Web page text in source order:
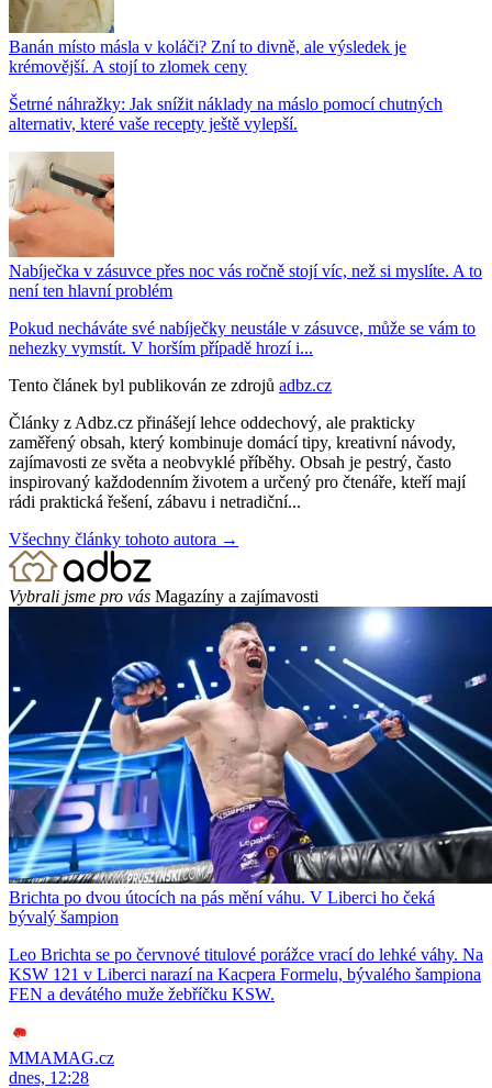
Banán místo másla v koláči? Zní to divně, ale výsledek je
krémovější. A stojí to zlomek ceny
Šetrné náhražky: Jak snížit náklady na máslo pomocí chutných
alternativ, které vaše recepty ještě vylepší.
Nabíječka v zásuvce přes noc vás ročně stojí víc, než si myslíte. A to
není ten hlavní problém
Pokud necháváte své nabíječky neustále v zásuvce, může se vám to
nehezky vymstít. V horším případě hrozí i...
Tento článek byl publikován ze zdrojů adbz.cz
Články z Adbz.cz přinášejí lehce oddechový, ale prakticky
zaměřený obsah, který kombinuje domácí tipy, kreativní návody,
zajímavosti ze světa a neobvyklé příběhy. Obsah je pestrý, často
inspirovaný každodenním životem a určený pro čtenáře, kteří mají
rádi praktická řešení, zábavu i netradiční...
Všechny články tohoto autora →
Vybrali jsme pro vás Magazíny a zajímavosti
Brichta po dvou útocích na pás mění váhu. V Liberci ho čeká
bývalý šampion
Leo Brichta se po červnové titulové porážce vrací do lehké váhy. Na
KSW 121 v Liberci narazí na Kacpera Formelu, bývalého šampiona
FEN a devátého muže žebříčku KSW.
MMAMAG.cz
dnes, 12:28